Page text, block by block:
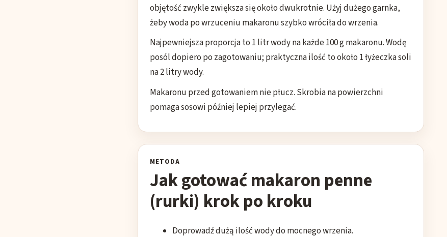
objętość zwykle zwiększa się około dwukrotnie. Użyj dużego garnka,
żeby woda po wrzuceniu makaronu szybko wróciła do wrzenia.
Najpewniejsza proporcja to 1 litr wody na każde 100 g makaronu. Wodę
posól dopiero po zagotowaniu; praktyczna ilość to około 1 łyżeczka soli
na 2 litry wody.
Makaronu przed gotowaniem nie płucz. Skrobia na powierzchni
pomaga sosowi później lepiej przylegać.
METODA
Jak gotować makaron penne
(rurki) krok po kroku
Doprowadź dużą ilość wody do mocnego wrzenia.